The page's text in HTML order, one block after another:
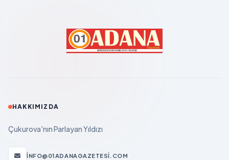
HAKKIMIZDA
Çukurova'nın Parlayan Yıldızı
INFO@01ADANAGAZETESI.COM